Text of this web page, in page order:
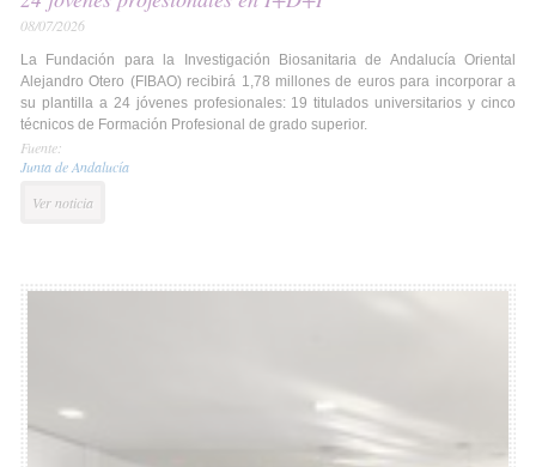
08/07/2026
La Fundación para la Investigación Biosanitaria de Andalucía Oriental
Alejandro Otero (FIBAO) recibirá 1,78 millones de euros para incorporar a
su plantilla a 24 jóvenes profesionales: 19 titulados universitarios y cinco
técnicos de Formación Profesional de grado superior.
Fuente:
Junta de Andalucía
Ver noticia